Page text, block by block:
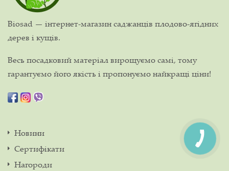
Biosad — інтернет-магазин саджанців плодово-ягідних
дерев і кущів.
Весь посадковий матеріал вирощуємо самі, тому
гарантуємо його якість і пропонуємо найкращі ціни!
Новини
Сертифікати
Нагороди